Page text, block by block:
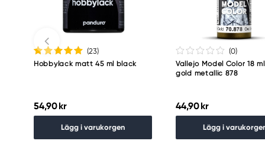
(23)
Hobbylack matt 45 ml black
54,90 kr
Lägg i varukorgen
(0)
Vallejo Model Color 18
gold metallic 878
44,90 kr
Lägg i